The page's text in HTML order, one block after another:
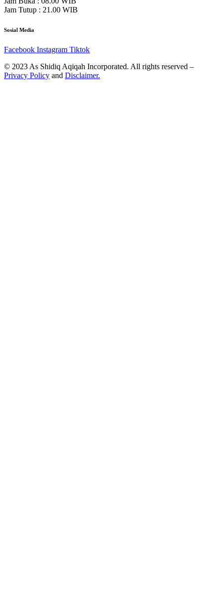
Jam Tutup : 21.00 WIB
Sosial Media
Facebook Instagram Tiktok
© 2023 As Shidiq Aqiqah Incorporated. All rights reserved –
Privacy Policy and Disclaimer.